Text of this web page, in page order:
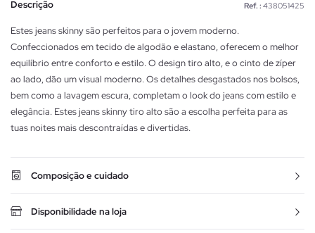
Descrição Ref. : 438051425
Estes jeans skinny são perfeitos para o jovem moderno.
Confeccionados em tecido de algodão e elastano, oferecem o melhor
equilíbrio entre conforto e estilo. O design tiro alto, e o cinto de zíper
ao lado, dão um visual moderno. Os detalhes desgastados nos bolsos,
bem como a lavagem escura, completam o look do jeans com estilo e
elegância. Estes jeans skinny tiro alto são a escolha perfeita para as
tuas noites mais descontraídas e divertidas.
Composição e cuidado
Disponibilidade na loja